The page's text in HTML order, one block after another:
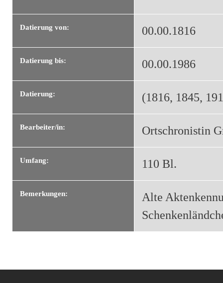
Datierung von: 00.00.1816
Datierung bis: 00.00.1986
Datierung: (1816, 1845,
Bearbeiter/in: Ortschronistin
Umfang: 110 Bl.
Bemerkungen:
Alte